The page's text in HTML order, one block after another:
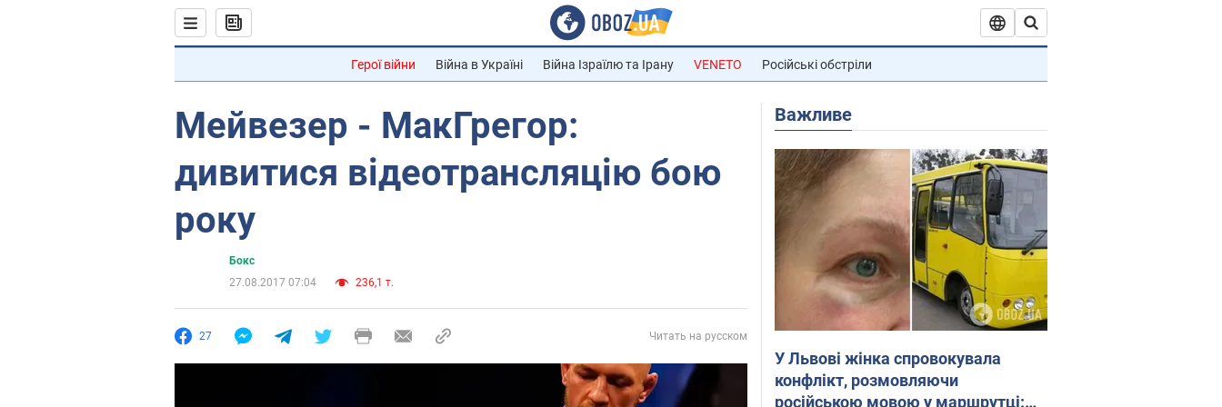
Герої війни Війна в Україні Війна Ізраїлю та Ірану VENETO Російські обстріли
Мейвезер - МакГрегор:
дивитися відеотрансляцію бою
року
Бокс
27.08.2017 07:04
236,1 т.
27 Читать на русском
Важливе
У Львові жінка спровокувала
конфлікт, розмовляючи
російською мовою у маршрутці: